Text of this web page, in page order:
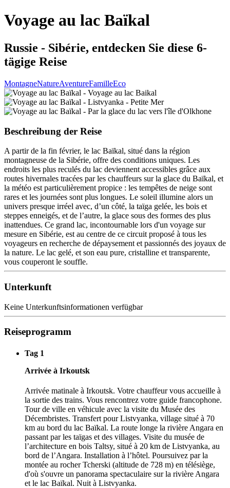
Voyage au lac Baïkal
Russie - Sibérie, entdecken Sie diese 6-
tägige Reise
MontagneNatureAventureFamilleEco
Beschreibung der Reise
A partir de la fin février, le lac Baïkal, situé dans la région
montagneuse de la Sibérie, offre des conditions uniques. Les
endroits les plus reculés du lac deviennent accessibles grâce aux
routes hivernales tracées par les chauffeurs sur la glace du Baïkal, et
la météo est particulièrement propice : les tempêtes de neige sont
rares et les journées sont plus longues. Le soleil illumine alors un
univers presque irréel avec, d’un côté, la taïga gelée, les bois et
steppes enneigés, et de l’autre, la glace sous des formes des plus
inattendues. Ce grand lac, incontournable lors d'un voyage sur
mesure en Sibérie, est au centre de ce circuit proposé à tous les
voyageurs en recherche de dépaysement et passionnés des joyaux de
la nature. Le lac gelé, et son eau pure, cristalline et transparente,
vous couperont le souffle.
Unterkunft
Keine Unterkunftsinformationen verfügbar
Reiseprogramm
Tag 1
Arrivée à Irkoutsk
Arrivée matinale à Irkoutsk. Votre chauffeur vous accueille à
la sortie des trains. Vous rencontrez votre guide francophone.
Tour de ville en véhicule avec la visite du Musée des
Décembristes. Transfert pour Listvyanka, village situé à 70
km au bord du lac Baïkal. La route longe la rivière Angara en
passant par les taïgas et des villages. Visite du musée de
l’architecture en bois Taltsy, situé à 20 km de Listvyanka, au
bord de l’Angara. Installation à l’hôtel. Poursuivez par la
montée au rocher Tcherski (altitude de 728 m) en télésiège,
d'où s'ouvre un panorama spectaculaire sur la rivière Angara
et le lac Baïkal. Nuit à Listvyanka.